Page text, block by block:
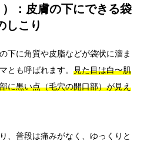
：皮膚の下にできる袋
しこり
下に角質や皮脂などが袋状に溜ま
とも呼ばれます。 見た目は白〜肌
に黒い点（毛穴の開口部）が見え
、普段は痛みがなく、ゆっくりと